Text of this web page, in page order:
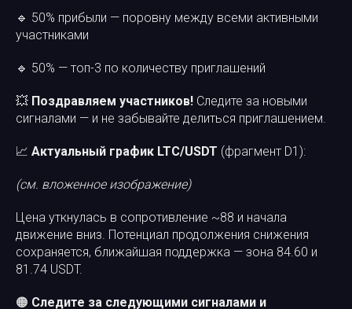
🔹 50% прибыли — поровну между всеми активными
участниками
🔹 50% — топ-3 по количеству приглашений
💥 Поздравляем участников! Следите за новыми
сигналами — и не забывайте делиться приглашением.
📈 Актуальный график LTC/USDT (фрагмент D1):
(см. вложенное изображение)
Цена уткнулась в сопротивление ~88 и начала
движение вниз. Потенциал продолжения снижения
сохраняется, ближайшая поддержка — зона 84.60 и
81.74 USDT.
🟠 Следите за следующими сигналами и